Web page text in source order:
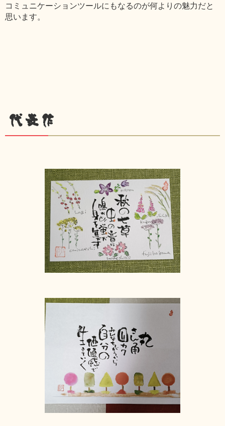
コミュニケーションツールにもなるのが何よりの魅力だと
思います。
代表作